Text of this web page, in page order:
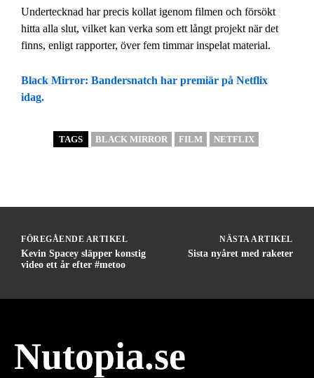
Undertecknad har precis kollat igenom filmen och försökt
hitta alla slut, vilket kan verka som ett långt projekt när det
finns, enligt rapporter, över fem timmar inspelat material.
Black Mirror: Bandersnatch har premiär på Netflix
idag.
TAGS BLACK MIRROR FILM NETFLIX
FÖREGÅENDE ARTIKEL
Kevin Spacey släpper konstig
video ett år efter #metoo
NÄSTA ARTIKEL
Sista nyåret med raketer
Nutopia.se